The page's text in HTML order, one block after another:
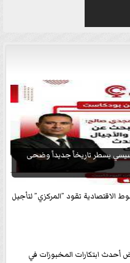
يسطر تاريخاً جديداً وضحى
الاقتصادية تقود ”المركزي” لتأجيل
أحدث ابتكارات المخبوزات في